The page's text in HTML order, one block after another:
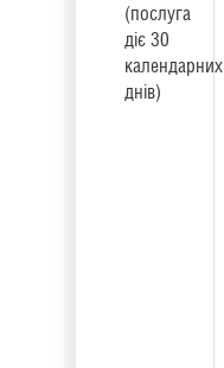
(послуга
діє 30
календарних
днів)